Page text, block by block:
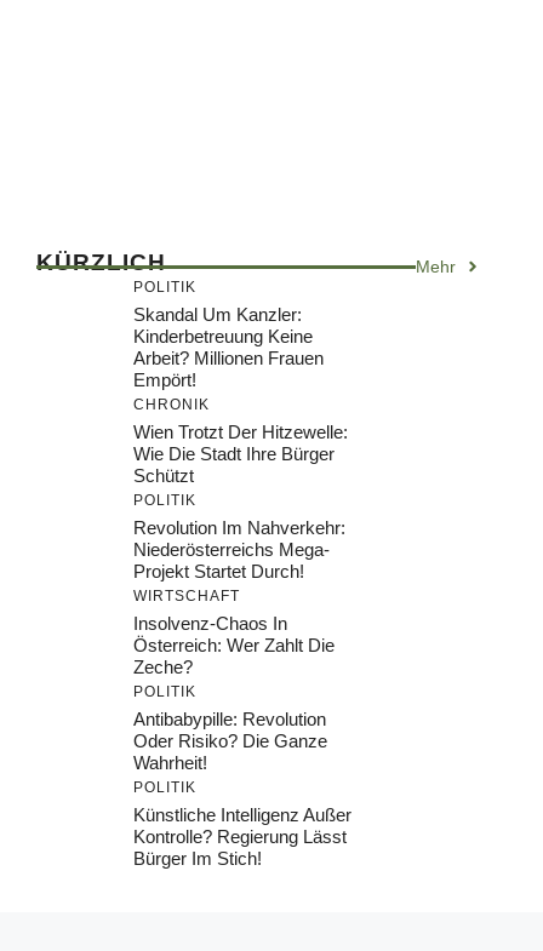
KÜRZLICH Mehr
POLITIK
Skandal Um Kanzler:
Kinderbetreuung Keine
Arbeit? Millionen Frauen
Empört!
CHRONIK
Wien Trotzt Der Hitzewelle:
Wie Die Stadt Ihre Bürger
Schützt
POLITIK
Revolution Im Nahverkehr:
Niederösterreichs Mega-
Projekt Startet Durch!
WIRTSCHAFT
Insolvenz-Chaos In
Österreich: Wer Zahlt Die
Zeche?
POLITIK
Antibabypille: Revolution
Oder Risiko? Die Ganze
Wahrheit!
POLITIK
Künstliche Intelligenz Außer
Kontrolle? Regierung Lässt
Bürger Im Stich!